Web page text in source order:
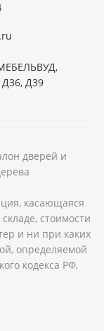
Д36, Д39
дверей и
касающаяся
стоимости
и ни при каких
определяемой
кодекса РФ.